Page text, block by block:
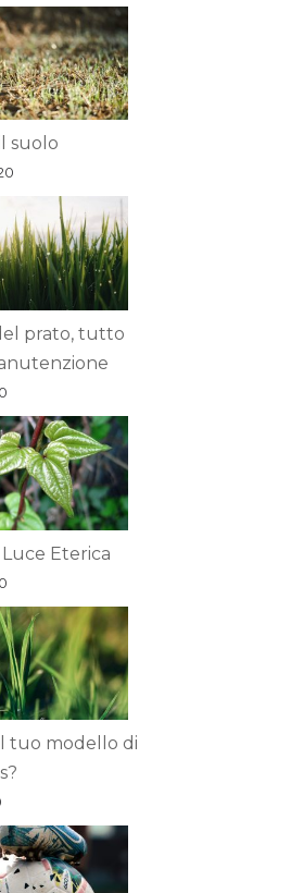
suolo
prato, tutto
Luce Eterica
tuo modello di